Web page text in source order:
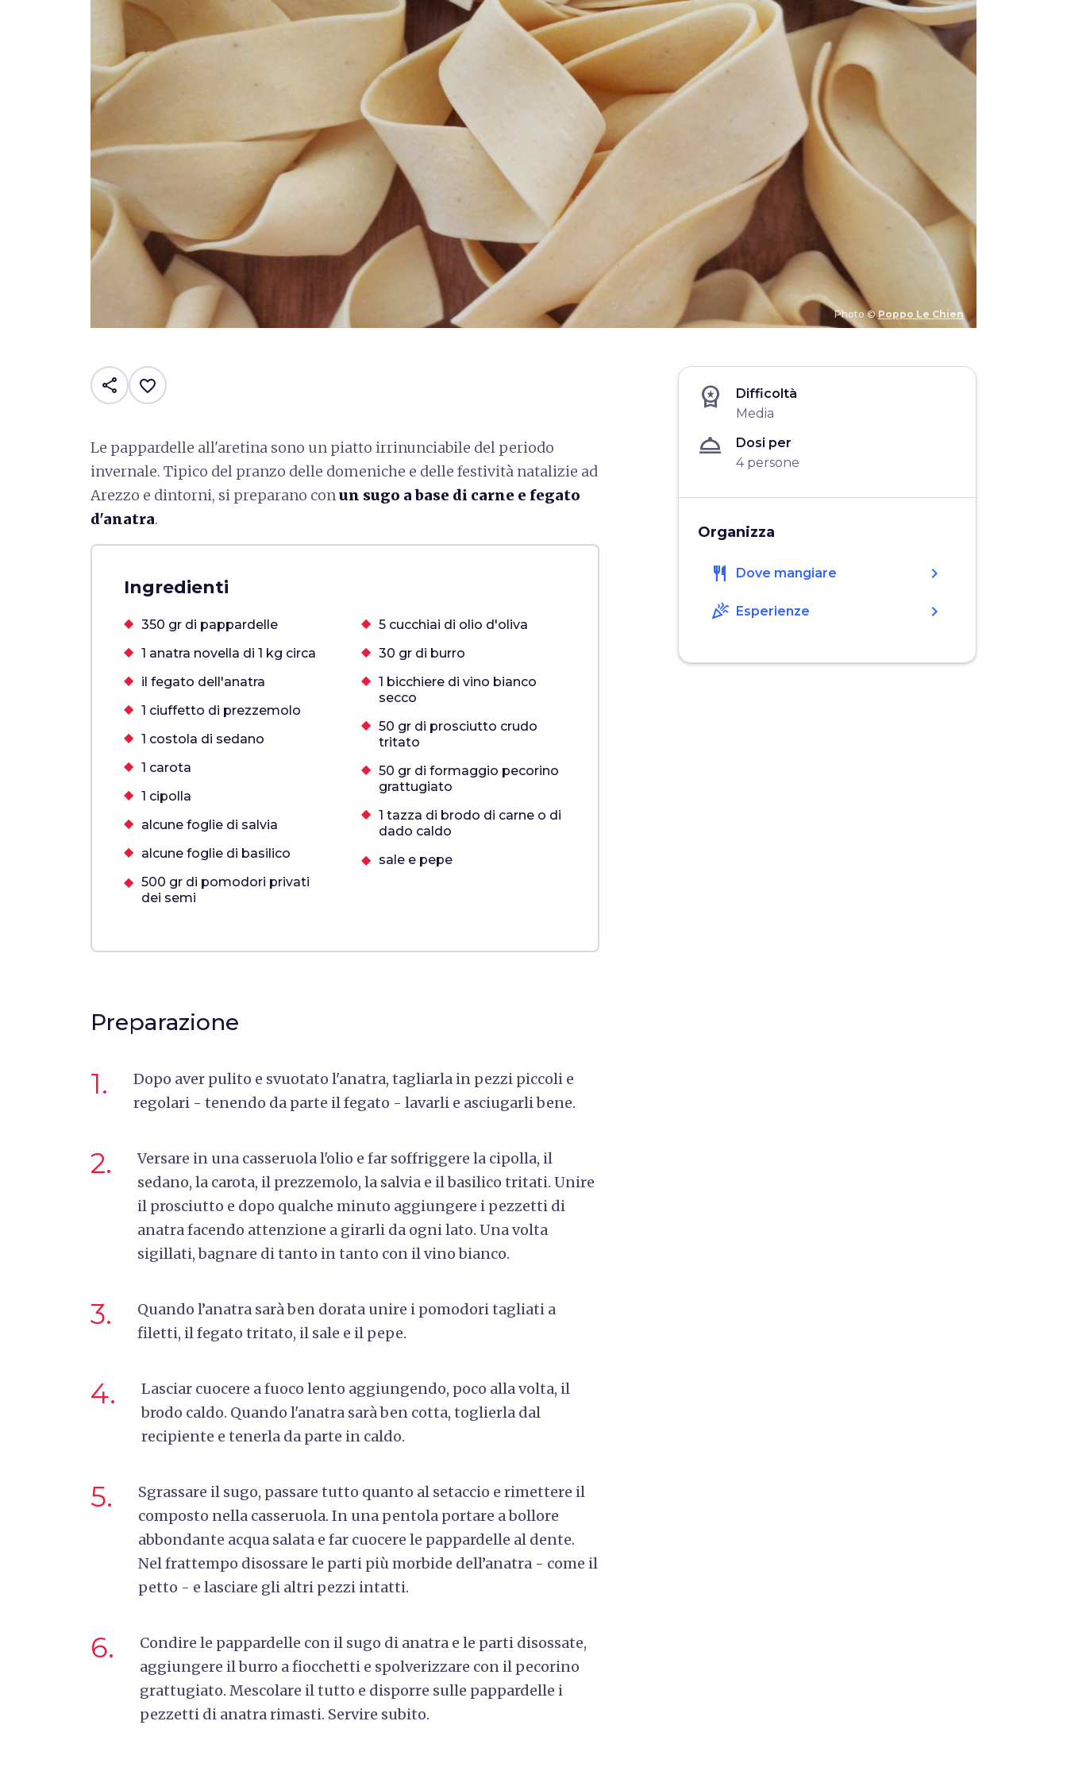
Photo © Poppo Le Chien
share favorite_border
Le pappardelle all'aretina sono un piatto irrinunciabile del periodo
invernale. Tipico del pranzo delle domeniche e delle festività natalizie ad
Arezzo e dintorni, si preparano conun sugo a base di carne e fegato
d'anatra.
Ingredienti
350 gr di pappardelle
1 anatra novella di 1 kg circa
il fegato dell'anatra
1 ciuffetto di prezzemolo
1 costola di sedano
1 carota
1 cipolla
alcune foglie di salvia
alcune foglie di basilico
500 gr di pomodori privati
dei semi
5 cucchiai di olio d'oliva
30 gr di burro
1 bicchiere di vino bianco
secco
50 gr di prosciutto crudo
tritato
50 gr di formaggio pecorino
grattugiato
1 tazza di brodo di carne o di
dado caldo
sale e pepe
Preparazione
1.
Dopo aver pulito e svuotato l'anatra, tagliarla in pezzi piccoli e
regolari - tenendo da parte il fegato - lavarli e asciugarli bene.
2.
Versare in una casseruola l'olio e far soffriggere la cipolla, il
sedano, la carota, il prezzemolo, la salvia e il basilico tritati. Unire
il prosciutto e dopo qualche minuto aggiungere i pezzetti di
anatra facendo attenzione a girarli da ogni lato. Una volta
sigillati, bagnare di tanto in tanto con il vino bianco.
3.
Quando l’anatra sarà ben dorata unire i pomodori tagliati a
filetti, il fegato tritato, il sale e il pepe.
4.
Lasciar cuocere a fuoco lento aggiungendo, poco alla volta, il
brodo caldo. Quando l'anatra sarà ben cotta, toglierla dal
recipiente e tenerla da parte in caldo.
5.
Sgrassare il sugo, passare tutto quanto al setaccio e rimettere il
composto nella casseruola. In una pentola portare a bollore
abbondante acqua salata e far cuocere le pappardelle al dente.
Nel frattempo disossare le parti più morbide dell’anatra - come il
petto - e lasciare gli altri pezzi intatti.
6.
Condire le pappardelle con il sugo di anatra e le parti disossate,
aggiungere il burro a fiocchetti e spolverizzare con il pecorino
grattugiato. Mescolare il tutto e disporre sulle pappardelle i
pezzetti di anatra rimasti. Servire subito.
workspace_premium
Difficoltà
Media
room_service
Dosi per
4 persone
Organizza
restaurant Dove mangiare chevron_right
celebration Esperienze chevron_right